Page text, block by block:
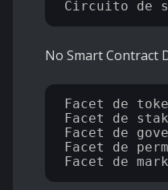
No Smart Contract
Facet de
Facet de
Facet de
Facet de